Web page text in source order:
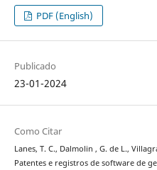
PDF (English)
Publicado
23-01-2024
Como Citar
Lanes, T. C., Dalmolin , G. de L.,
Patentes e registros de software de